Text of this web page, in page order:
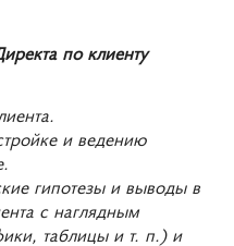
по клиенту
и ведению
гипотезы и выводы в
с наглядным
таблицы и т. п.) и